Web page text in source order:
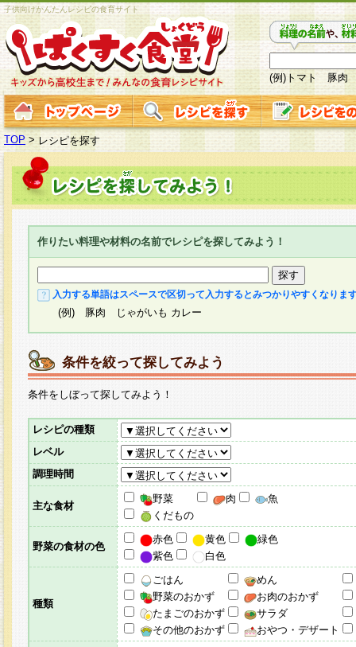
子供向けかんたんレシピの食育サイト
(例)トマト 豚肉
TOP > レシピを探す
作りたい料理や材料の名前でレシピを探してみよう！
入力する単語はスペースで区切って入力するとみつかりやすくなりま
(例) 豚肉 じゃがいも カレー
条件を絞って探してみよう
条件をしぼって探してみよう！
レシピの種類
レベル
調理時間
主な食材
野菜 肉
魚
くだもの
野菜の食材の色
赤色 黄色
緑色
紫色
白色
種類
ごはん
めん
野菜のおかず
お肉のおかず
たまごのおかず
サラダ
その他のおかず
おやつ・デザート